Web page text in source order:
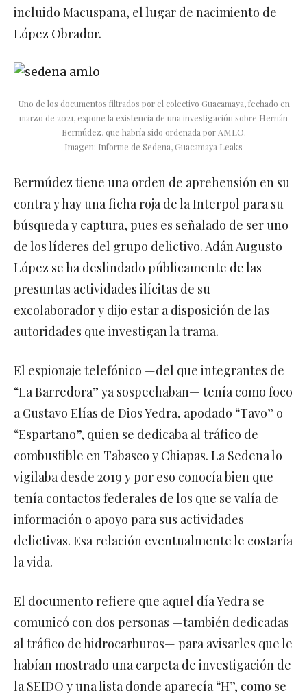
incluido Macuspana, el lugar de nacimiento de
López Obrador.
Uno de los documentos filtrados por el colectivo Guacamaya, fechado en
marzo de 2021, expone la existencia de una investigación sobre Hernán
Bermúdez, que habría sido ordenada por AMLO.
Imagen: Informe de Sedena, Guacamaya Leaks
Bermúdez tiene una orden de aprehensión en su
contra y hay una ficha roja de la Interpol para su
búsqueda y captura, pues es señalado de ser uno
de los líderes del grupo delictivo. Adán Augusto
López se ha deslindado públicamente de las
presuntas actividades ilícitas de su
excolaborador y dijo estar a disposición de las
autoridades que investigan la trama.
El espionaje telefónico —del que integrantes de
“La Barredora” ya sospechaban— tenía como foco
a Gustavo Elías de Dios Yedra, apodado “Tavo” o
“Espartano”, quien se dedicaba al tráfico de
combustible en Tabasco y Chiapas. La Sedena lo
vigilaba desde 2019 y por eso conocía bien que
tenía contactos federales de los que se valía de
información o apoyo para sus actividades
delictivas. Esa relación eventualmente le costaría
la vida.
El documento refiere que aquel día Yedra se
comunicó con dos personas —también dedicadas
al tráfico de hidrocarburos— para avisarles que le
habían mostrado una carpeta de investigación de
la SEIDO y una lista donde aparecía “H”, como se